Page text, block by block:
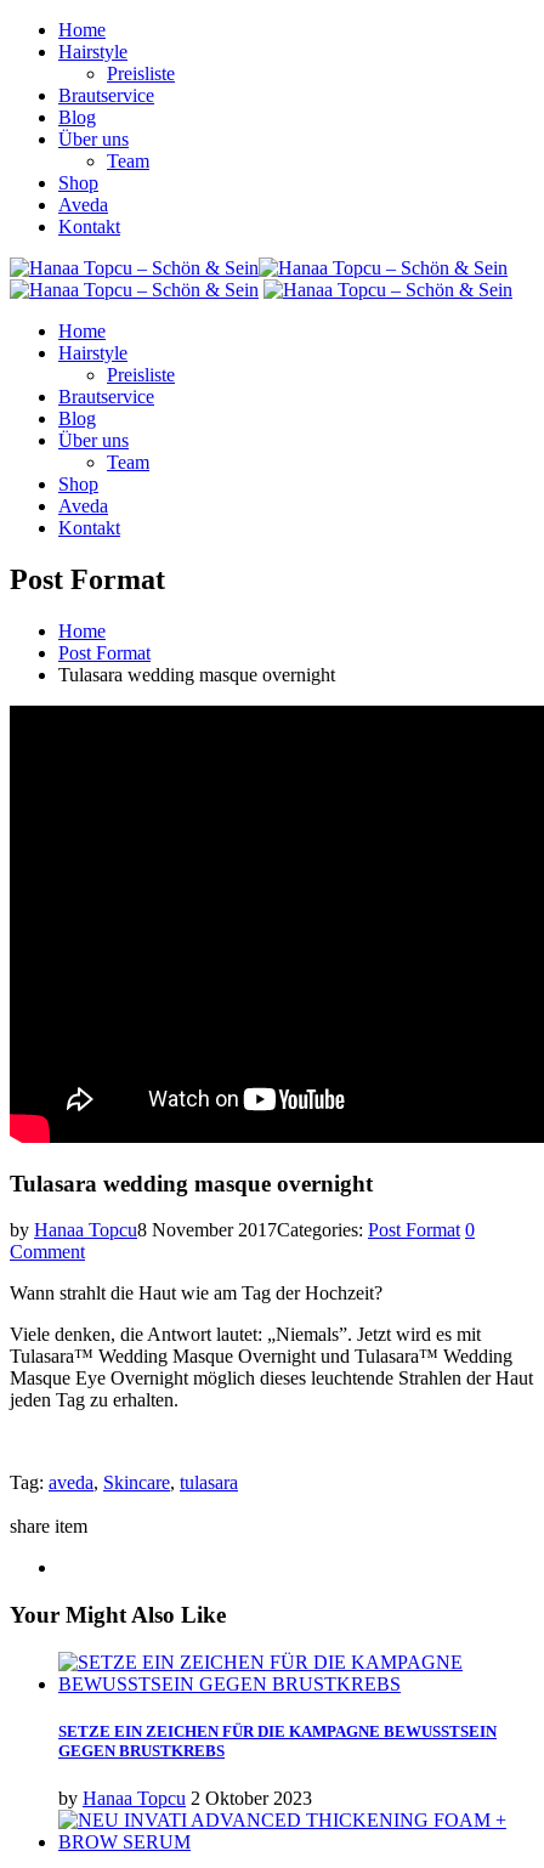
Home
Hairstyle
Preisliste
Brautservice
Blog
Über uns
Team
Shop
Aveda
Kontakt
Home
Hairstyle
Preisliste
Brautservice
Blog
Über uns
Team
Shop
Aveda
Kontakt
Post Format
Home
Post Format
Tulasara wedding masque overnight
Tulasara wedding masque overnight
by Hanaa Topcu8 November 2017Categories: Post Format 0
Comment
Wann strahlt die Haut wie am Tag der Hochzeit?
Viele denken, die Antwort lautet: „Niemals”. Jetzt wird es mit
Tulasara™ Wedding Masque Overnight und Tulasara™ Wedding
Masque Eye Overnight möglich dieses leuchtende Strahlen der Haut
jeden Tag zu erhalten.
Tag: aveda, Skincare, tulasara
share item
Your Might Also Like
SETZE EIN ZEICHEN FÜR DIE KAMPAGNE BEWUSSTSEIN
GEGEN BRUSTKREBS
by Hanaa Topcu 2 Oktober 2023